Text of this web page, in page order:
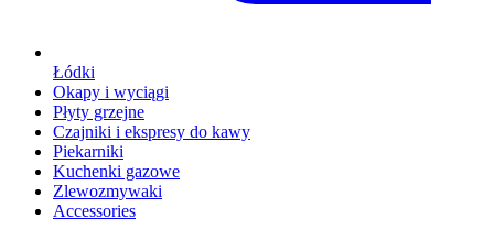
Łódki
Okapy i wyciągi
Płyty grzejne
Czajniki i ekspresy do kawy
Piekarniki
Kuchenki gazowe
Zlewozmywaki
Accessories